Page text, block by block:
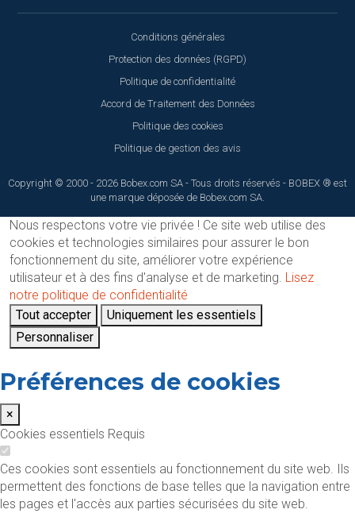
Conditions générales
Protection des données (RGPD)
Politique de confidentialité
Accord de Traitement des Données
Politique des cookies
Politique de gestion des avis
Copyright © 2000 - 2026 Bobex.com SA - Tous droits réservés - BOBEX ® est
une marque déposée de Bobex.com SA.
Nous respectons votre vie privée ! Ce site web utilise des
cookies et technologies similaires pour assurer le bon
fonctionnement du site, améliorer votre expérience
utilisateur et à des fins d'analyse et de marketing. Lisez
notre politique de confidentialité
Tout accepter
Uniquement les essentiels
Personnaliser
Préférences de cookies
×
Cookies essentiels Requis
Ces cookies sont essentiels au fonctionnement du site web. Ils
permettent des fonctions de base telles que la navigation entre
les pages et l'accès aux parties sécurisées du site web.